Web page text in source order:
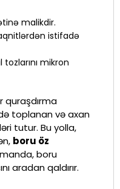
malikdir.
istifadə
mikron
quraşdırma
toplanan və axan
tutur. Bu yolla,
boru öz
boru
aradan qaldırır.